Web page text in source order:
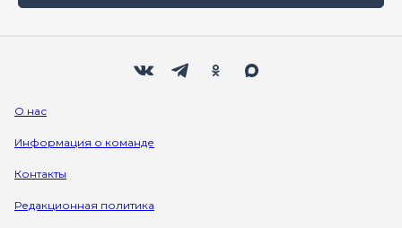
О нас
Информация о команде
Контакты
Редакционная политика